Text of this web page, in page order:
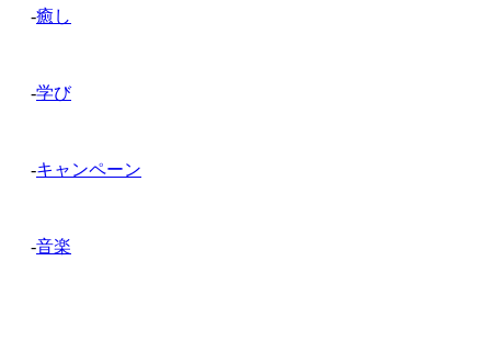
-癒し
-学び
-キャンペーン
-音楽